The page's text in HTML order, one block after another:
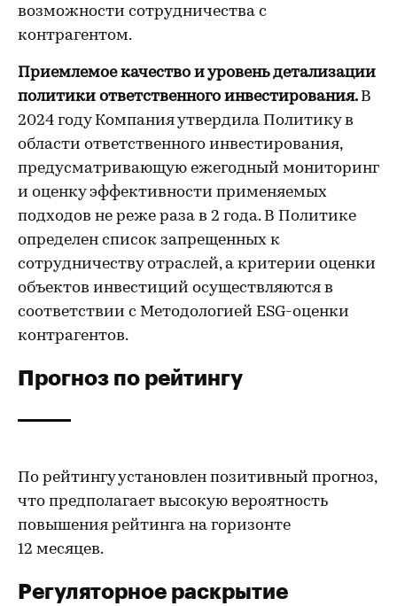
возможности сотрудничества с
контрагентом.
Приемлемое качество и уровень детализации
политики ответственного инвестирования. В
2024 году Компания утвердила Политику в
области ответственного инвестирования,
предусматривающую ежегодный мониторинг
и оценку эффективности применяемых
подходов не реже раза в 2 года. В Политике
определен список запрещенных к
сотрудничеству отраслей, а критерии оценки
объектов инвестиций осуществляются в
соответствии с Методологией ESG-оценки
контрагентов.
Прогноз по рейтингу
По рейтингу установлен позитивный прогноз,
что предполагает высокую вероятность
повышения рейтинга на горизонте
12 месяцев.
Регуляторное раскрытие